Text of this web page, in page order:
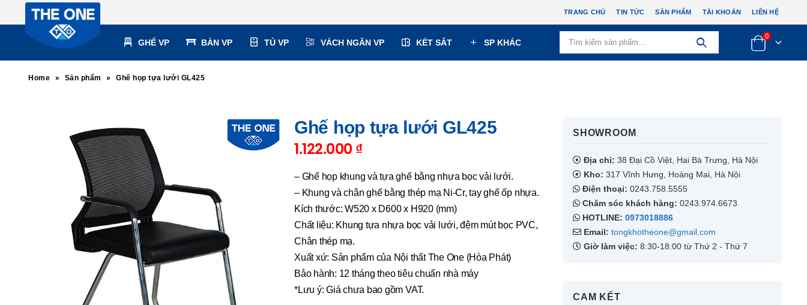
TRANG CHỦ TIN TỨC SẢN PHẨM TÀI KHOẢN LIÊN HỆ
GHẾ VP BÀN VP TỦ VP VÁCH NGĂN VP KÉT SẮT SP KHÁC
0
Home » Sản phẩm » Ghế họp tựa lưới GL425
Ghế họp tựa lưới GL425
1.122.000 ₫
– Ghế họp khung và tựa ghế bằng nhựa bọc vải lưới.
– Khung và chân ghế bằng thép mạ Ni-Cr, tay ghế ốp nhựa.
Kích thước: W520 x D600 x H920 (mm)
Chất liệu: Khung tựa nhựa bọc vải lưới, đệm mút bọc PVC,
Chân thép mạ.
Xuất xứ: Sản phẩm của Nội thất The One (Hòa Phát)
Bảo hành: 12 tháng theo tiêu chuẩn nhà máy
*Lưu ý: Giá chưa bao gồm VAT.
SHOWROOM​
Địa chỉ: 38 Đại Cồ Việt, Hai Bà Trưng, Hà Nội
Kho: 317 Vĩnh Hưng, Hoàng Mai, Hà Nội
Điện thoại: 0243.758.5555
Chăm sóc khách hàng: 0243.974.6673
HOTLINE: 0973018886
Email: tongkhotheone@gmail.com
Giờ làm việc: 8:30-18:00 từ Thứ 2 - Thứ 7
CAM KẾT​